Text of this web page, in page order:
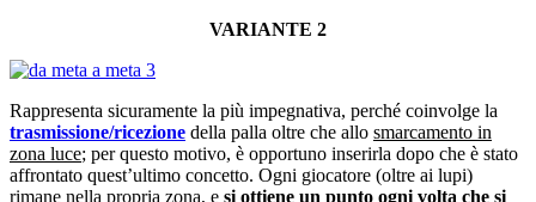
VARIANTE 2
Rappresenta sicuramente la più impegnativa, perché coinvolge la
trasmissione/ricezione della palla oltre che allo smarcamento in
zona luce; per questo motivo, è opportuno inserirla dopo che è stato
affrontato quest’ultimo concetto. Ogni giocatore (oltre ai lupi)
rimane nella propria zona, e si ottiene un punto ogni volta che si